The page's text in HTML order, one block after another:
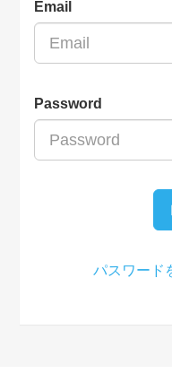
Email
Password
パスワード